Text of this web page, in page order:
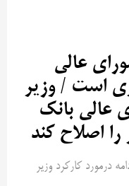
عالی
است / وزیر
عالی بانک
را اصلاح کند
درمورد کارکرد وزیر